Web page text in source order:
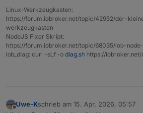
Problemen wieder gestartet
Festplatte für das neue System
ich das neue System komplett
Allerdings habe ich noch nie ein Restore von einem
Backup gemacht, daher kenne
wenn man OS übergreifend
Linux-Werkzeugkasten:
https://forum.iobroker.net/topic/42952/der-
werkzeugkasten
NodeJS Fixer Skript:
https://forum.iobroker.net/topic/68035/iob-
iob_diag: curl -sLf -o diag.sh https://iobroker.net/
Offline
Uwe-Kschrieb am 15. Apr. 2026, 05:57
zuletzt editiert von